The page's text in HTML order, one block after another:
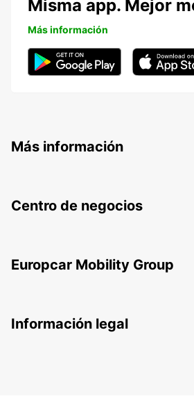
Misma app. Mejor
Más información
Más información
Centro de negocios
Europcar Mobility Group
Información legal